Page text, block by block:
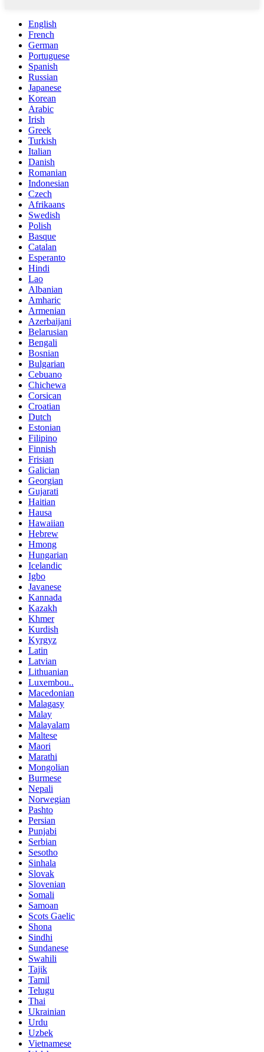
English
French
German
Portuguese
Spanish
Russian
Japanese
Korean
Arabic
Irish
Greek
Turkish
Italian
Danish
Romanian
Indonesian
Czech
Afrikaans
Swedish
Polish
Basque
Catalan
Esperanto
Hindi
Lao
Albanian
Amharic
Armenian
Azerbaijani
Belarusian
Bengali
Bosnian
Bulgarian
Cebuano
Chichewa
Corsican
Croatian
Dutch
Estonian
Filipino
Finnish
Frisian
Galician
Georgian
Gujarati
Haitian
Hausa
Hawaiian
Hebrew
Hmong
Hungarian
Icelandic
Igbo
Javanese
Kannada
Kazakh
Khmer
Kurdish
Kyrgyz
Latin
Latvian
Lithuanian
Luxembou..
Macedonian
Malagasy
Malay
Malayalam
Maltese
Maori
Marathi
Mongolian
Burmese
Nepali
Norwegian
Pashto
Persian
Punjabi
Serbian
Sesotho
Sinhala
Slovak
Slovenian
Somali
Samoan
Scots Gaelic
Shona
Sindhi
Sundanese
Swahili
Tajik
Tamil
Telugu
Thai
Ukrainian
Urdu
Uzbek
Vietnamese